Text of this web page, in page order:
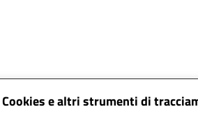
Cookies e altri strumenti di